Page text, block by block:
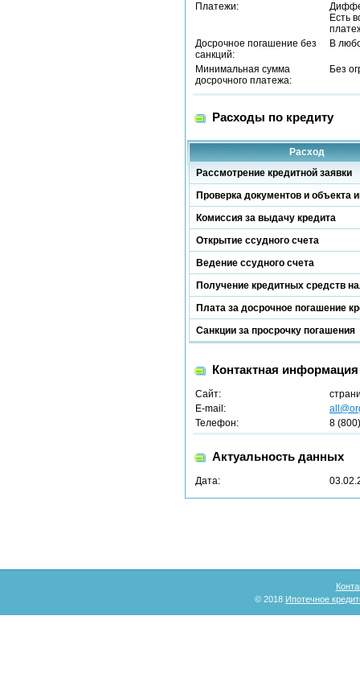
Платежи:
Есть
Досрочное погашение без
санкций:
В
Минимальная сумма
досрочного платежа:
Без
Расходы по кредиту
Расход
Рассмотрение кредитной заявки
Проверка документов и объекта
Комиссия за выдачу кредита
Открытие ссудного счета
Ведение ссудного счета
Получение кредитных средств
Плата за досрочное погашение
Санкции за просрочку погашения
Контактная информация
Сайт:
E-mail:
Телефон:
8
Актуальность данных
Дата:
© 2018 Ипотечное